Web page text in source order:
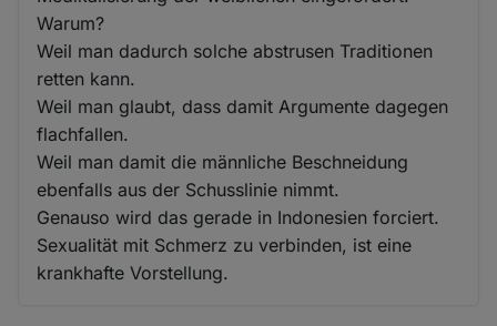
Warum?
Weil man dadurch solche abstrusen Traditionen
retten kann.
Weil man glaubt, dass damit Argumente dagegen
flachfallen.
Weil man damit die männliche Beschneidung
ebenfalls aus der Schusslinie nimmt.
Genauso wird das gerade in Indonesien forciert.
Sexualität mit Schmerz zu verbinden, ist eine
krankhafte Vorstellung.